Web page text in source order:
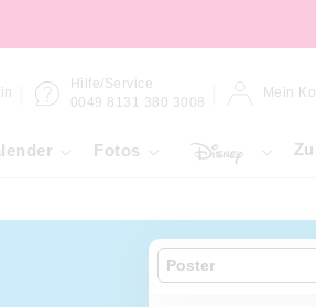
Hilfe/Service
0049 8131 380 3008
Mein
Fotos
Poster